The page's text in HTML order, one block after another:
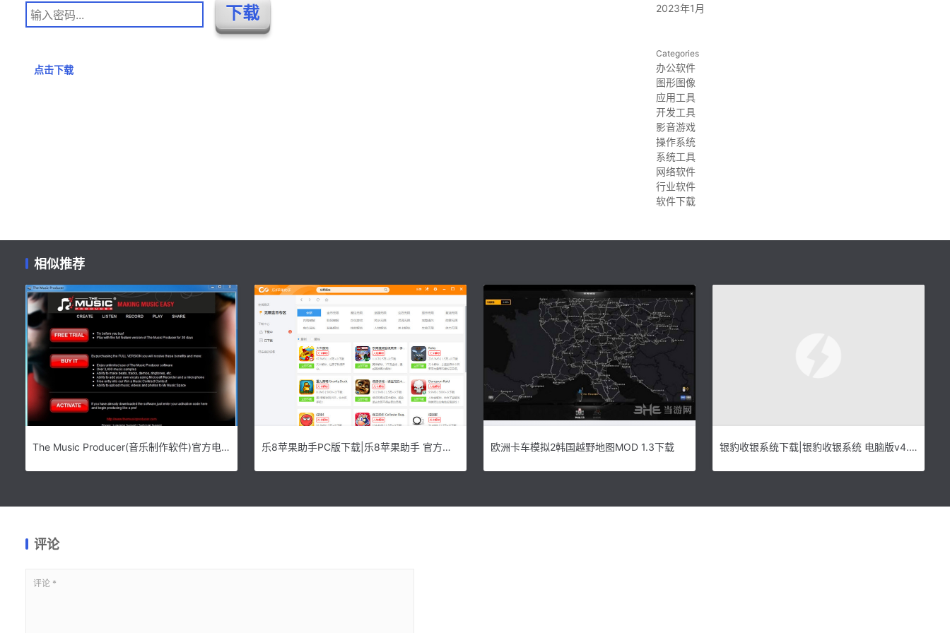
点击下载
2023年1月
Categories
办公软件
图形图像
应用工具
开发工具
影音游戏
操作系统
系统工具
网络软件
行业软件
软件下载
相似推荐
The Music Producer(音乐制作软件)官方电脑版v2.1下载 乐8苹果助手PC版下载|乐8苹果助手 官方版V1.1.3下载 欧洲卡车模拟2韩国越野地图MOD 1.3下载 银豹收银系统下载|银豹收银系统 电脑版v4.31.1下载
评论